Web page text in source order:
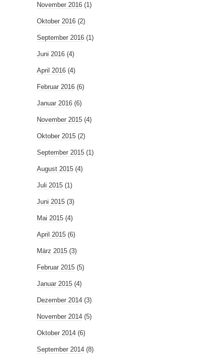
November 2016 (1)
Oktober 2016 (2)
September 2016 (1)
Juni 2016 (4)
April 2016 (4)
Februar 2016 (6)
Januar 2016 (6)
November 2015 (4)
Oktober 2015 (2)
September 2015 (1)
August 2015 (4)
Juli 2015 (1)
Juni 2015 (3)
Mai 2015 (4)
April 2015 (6)
März 2015 (3)
Februar 2015 (5)
Januar 2015 (4)
Dezember 2014 (3)
November 2014 (5)
Oktober 2014 (6)
September 2014 (8)